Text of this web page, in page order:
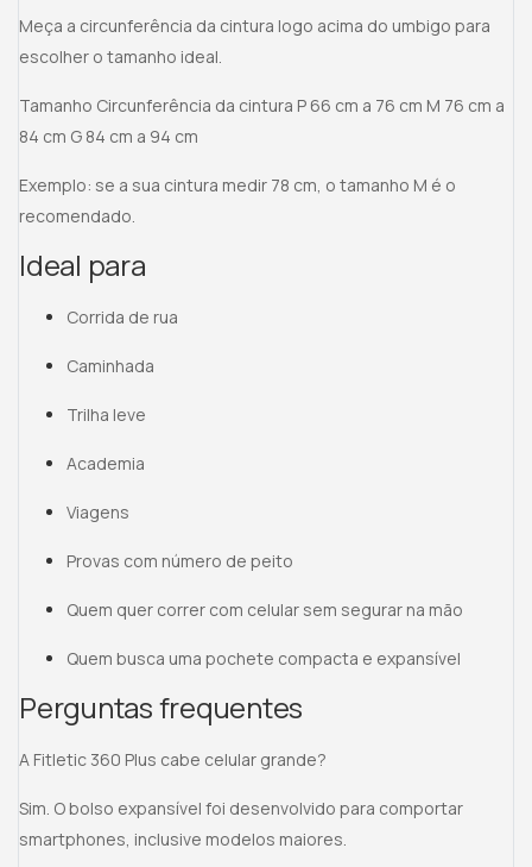
Meça a circunferência da cintura logo acima do umbigo para
escolher o tamanho ideal.
Tamanho Circunferência da cintura P 66 cm a 76 cm M 76 cm a
84 cm G 84 cm a 94 cm
Exemplo: se a sua cintura medir 78 cm, o tamanho M é o
recomendado.
Ideal para
Corrida de rua
Caminhada
Trilha leve
Academia
Viagens
Provas com número de peito
Quem quer correr com celular sem segurar na mão
Quem busca uma pochete compacta e expansível
Perguntas frequentes
A Fitletic 360 Plus cabe celular grande?
Sim. O bolso expansível foi desenvolvido para comportar
smartphones, inclusive modelos maiores.